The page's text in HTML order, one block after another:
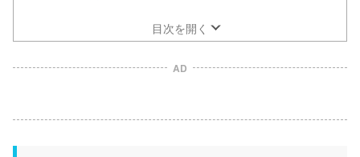
目次を開く
AD